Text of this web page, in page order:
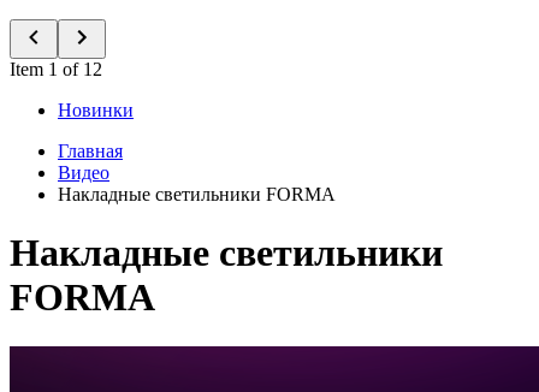
Item 1 of 12
Новинки
Главная
Видео
Накладные светильники FORMA
Накладные светильники
FORMA